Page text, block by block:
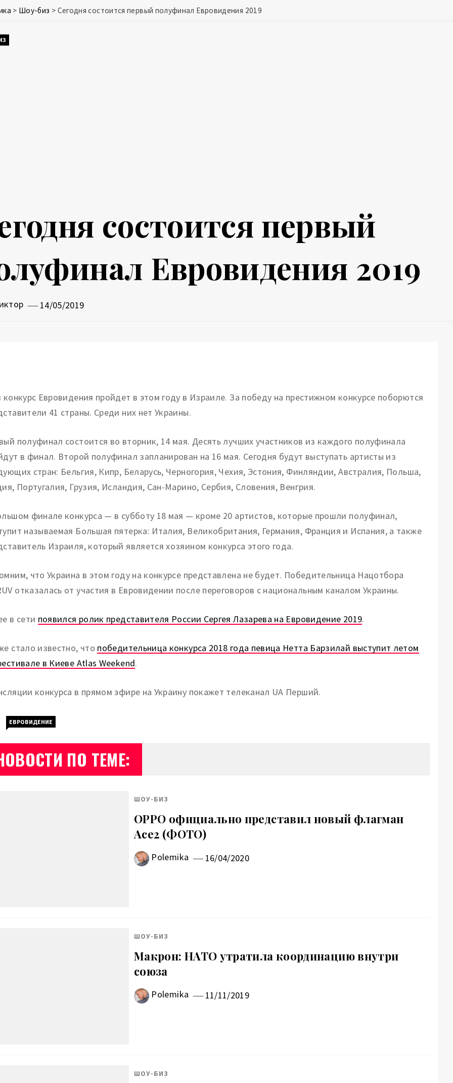
> Шоу-биз > Сегодня состоится первый полуфинал Евровидения 2019
состоится первый
Евровидения 2019
14/05/2019
конкурс Евровидения пройдет в этом году в Израиле. За победу на престижном конкурсе поборются
41 страны. Среди них нет Украины.
полуфинал состоится во вторник, 14 мая. Десять лучших участников из каждого полуфинала
в финал. Второй полуфинал запланирован на 16 мая. Сегодня будут выступать артисты из
стран: Бельгия, Кипр, Беларусь, Черногория, Чехия, Эстония, Финляндии, Австралия, Польша,
Португалия, Грузия, Исландия, Сан-Марино, Сербия, Словения, Венгрия.
финале конкурса — в субботу 18 мая — кроме 20 артистов, которые прошли полуфинал,
называемая Большая пятерка: Италия, Великобритания, Германия, Франция и Испания, а также
Израиля, который является хозяином конкурса этого года.
что Украина в этом году на конкурсе представлена не будет. Победительница Нацотбора
отказалась от участия в Евровидении после переговоров с национальным каналом Украины.
в сети появился ролик представителя России Сергея Лазарева на Евровидение 2019.
стало известно, что победительница конкурса 2018 года певица Нетта Барзилай выступит летом
в Киеве Atlas Weekend.
конкурса в прямом эфире на Украину покажет телеканал UA Перший.
ЕВРОВИДЕНИЕ
ПО ТЕМЕ:
ШОУ-БИЗ
OPPO официально представил новый флагман
Ace2 (ФОТО)
Polemika 16/04/2020
ШОУ-БИЗ
Макрон: НАТО утратила координацию внутри
союза
Polemika 11/11/2019
ШОУ-БИЗ